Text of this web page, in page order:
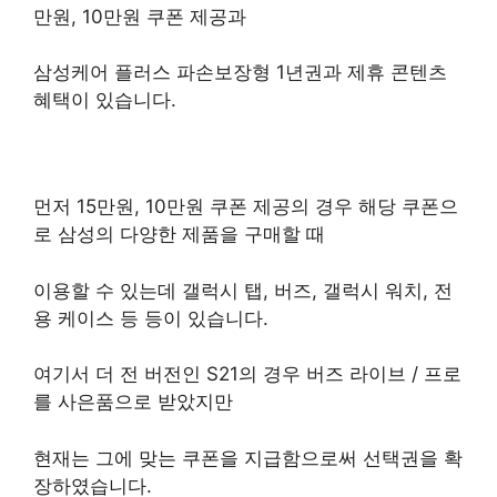
만원, 10만원 쿠폰 제공과
삼성케어 플러스 파손보장형 1년권과 제휴 콘텐츠
혜택이 있습니다.
먼저 15만원, 10만원 쿠폰 제공의 경우 해당 쿠폰으
로 삼성의 다양한 제품을 구매할 때
이용할 수 있는데 갤럭시 탭, 버즈, 갤럭시 워치, 전
용 케이스 등 등이 있습니다.
여기서 더 전 버전인 S21의 경우 버즈 라이브 / 프로
를 사은품으로 받았지만
현재는 그에 맞는 쿠폰을 지급함으로써 선택권을 확
장하였습니다.